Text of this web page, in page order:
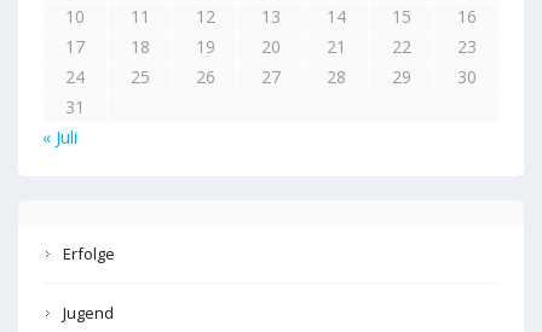
10
11 12 13 14 15
16
17
18 19 20 21 22
23
24
25 26 27 28 29
30
31
« Juli
Erfolge
Jugend